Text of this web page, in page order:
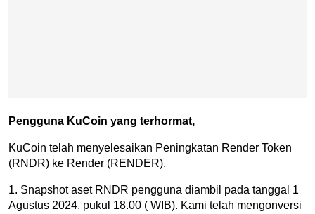
Pengguna KuCoin yang terhormat,
KuCoin telah menyelesaikan Peningkatan Render Token
(RNDR) ke Render (RENDER).
1. Snapshot aset RNDR pengguna diambil pada tanggal 1
Agustus 2024, pukul 18.00 ( WIB). Kami telah mengonversi